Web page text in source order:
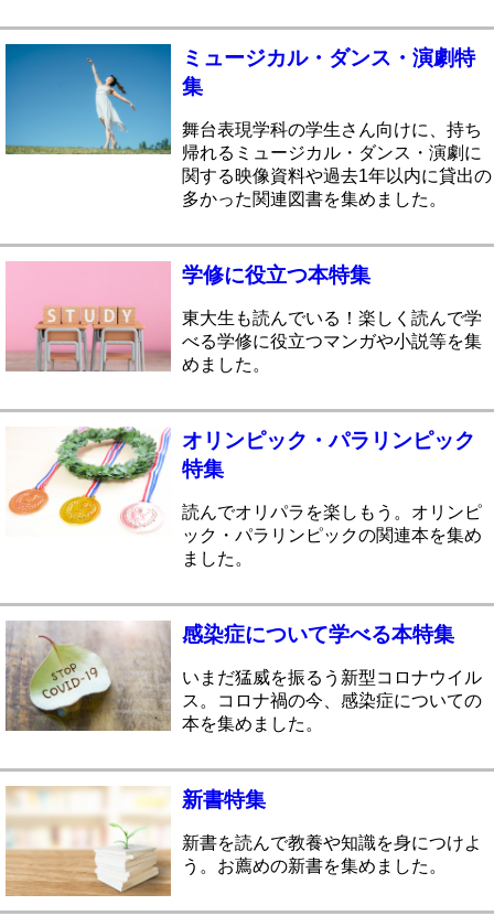
ミュージカル・ダンス・演劇特
集
舞台表現学科の学生さん向けに、持ち
帰れるミュージカル・ダンス・演劇に
関する映像資料や過去1年以内に貸出の
多かった関連図書を集めました。
学修に役立つ本特集
東大生も読んでいる！楽しく読んで学
べる学修に役立つマンガや小説等を集
めました。
オリンピック・パラリンピック
特集
読んでオリパラを楽しもう。オリンピ
ック・パラリンピックの関連本を集め
ました。
感染症について学べる本特集
いまだ猛威を振るう新型コロナウイル
ス。コロナ禍の今、感染症についての
本を集めました。
新書特集
新書を読んで教養や知識を身につけよ
う。お薦めの新書を集めました。